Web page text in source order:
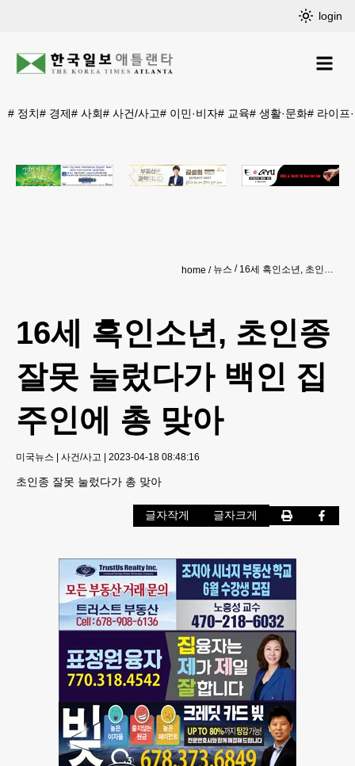
login
# 정치# 경제# 사회# 사건/사고# 이민·비자# 교육# 생활·문화# 라이프
home 뉴스 16세 흑인소년, 초인종 잘못 눌렀다가 백인 집주인에 총 맞아
16세 흑인소년, 초인종
잘못 눌렀다가 백인 집
주인에 총 맞아
미국뉴스 | 사건/사고 | 2023-04-18 08:48:16
초인종 잘못 눌렀다가 총 맞아
글자작게 글자크게